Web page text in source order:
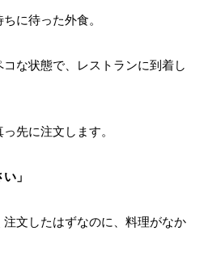
に待った外食。
な状態で、レストランに到着し
先に注文します。
」
注文したはずなのに、料理がなか